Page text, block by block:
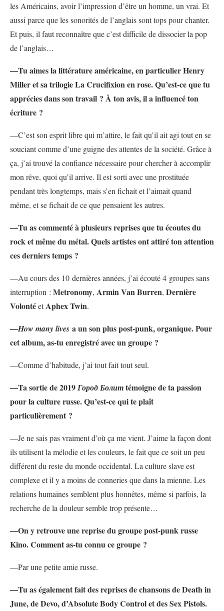
les Américains, avoir l’impression d’être un homme, un vrai. Et
aussi parce que les sonorités de l’anglais sont tops pour chanter.
Et puis, il faut reconnaître que c’est difficile de dissocier la pop
de l’anglais…
—Tu aimes la littérature américaine, en particulier Henry
Miller et sa trilogie La Crucifixion en rose. Qu’est-ce que tu
apprécies dans son travail ? À ton avis, il a influencé ton
écriture ?
—C’est son esprit libre qui m’attire, le fait qu’il ait agi tout en se
souciant comme d’une guigne des attentes de la société. Grâce à
ça, j’ai trouvé la confiance nécessaire pour chercher à accomplir
mon rêve, quoi qu’il arrive. Il est sorti avec une prostituée
pendant très longtemps, mais s’en fichait et l’aimait quand
même, et se fichait de ce que pensaient les autres.
—Tu as commenté à plusieurs reprises que tu écoutes du
rock et même du métal. Quels artistes ont attiré ton attention
ces derniers temps ?
—Au cours des 10 dernières années, j’ai écouté 4 groupes sans
interruption : Metronomy, Armin Van Burren, Dernière
VolontéetAphex Twin.
—How many lives a un son plus post-punk, organique. Pour
cet album, as-tu enregistré avec un groupe ?
—Comme d’habitude, j’ai tout fait tout seul.
—Ta sortie de 2019Город Болитtémoigne de ta passion
pour la culture russe. Qu’est-ce qui te plaît
particulièrement ?
—Je ne sais pas vraiment d’où ça me vient. J’aime la façon dont
ils utilisent la mélodie et les couleurs, le fait que ce soit un peu
différent du reste du monde occidental. La culture slave est
complexe et il y a moins de conneries que dans la mienne. Les
relations humaines semblent plus honnêtes, même si parfois, la
recherche de la douleur semble trop présente…
—On y retrouve une reprise du groupe post-punk russe
Kino. Comment as-tu connu ce groupe ?
—Par une petite amie russe.
—Tu as également fait des reprises de chansons de Death in
June, de Devo, d’Absolute Body Control et des Sex Pistols.